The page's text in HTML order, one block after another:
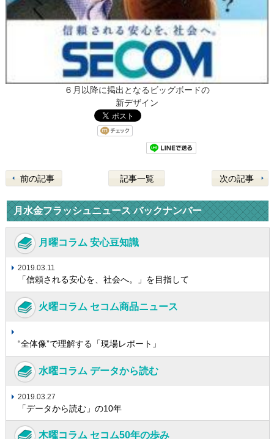
６月以降に掲出となるビッグボードの
新デザイン
前の記事 記事一覧 次の記事
月水金フラッシュニュース バックナンバー
月曜コラム 安心豆知識
2019.03.11
「信頼される安心を、社会へ。」を目指して
火曜コラム セコム商品ニュース
“全体像”で理解する「現場レポート」
水曜コラム データから読む
2019.03.27
「データから読む」の10年
木曜コラム セコム50年の歩み